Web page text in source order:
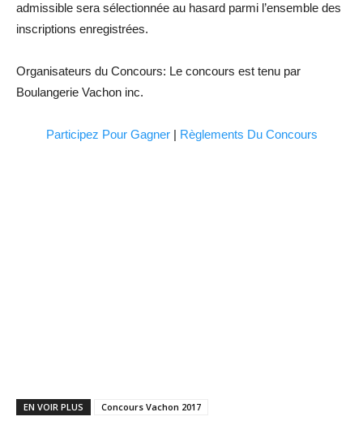
admissible sera sélectionnée au hasard parmi l’ensemble des
inscriptions enregistrées.
Organisateurs du Concours: Le concours est tenu par
Boulangerie Vachon inc.
Participez Pour Gagner| Règlements Du Concours
EN VOIR PLUS Concours Vachon 2017